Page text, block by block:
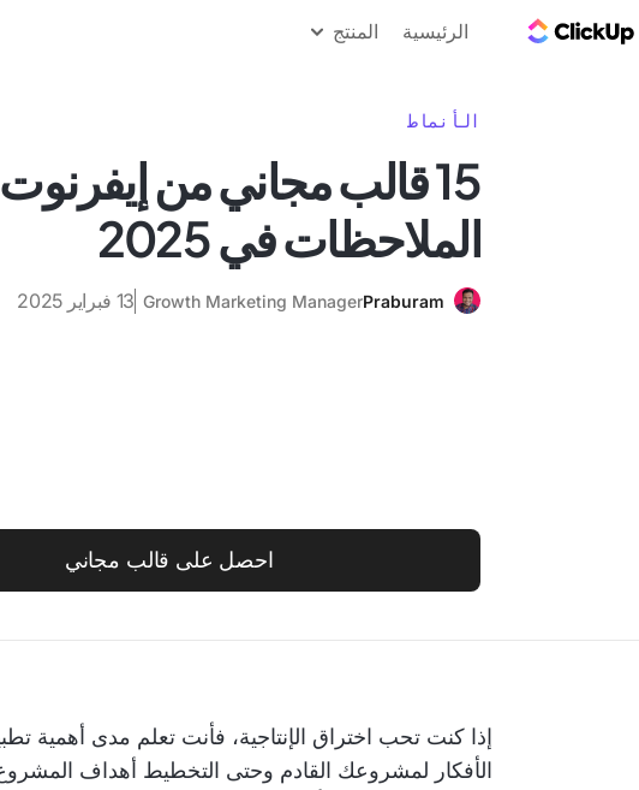
الرئيسية المنتج
الأنماط
15 قالب مجاني من
الملاحظات في 2025
Praburam
Growth Marketing Manager 13 فبراير 2025
احصل على قالب مجاني
إذا كنت تحب اختراق الإنتاجية، فأنت تعلم مدى أهمية
الأفكار لمشروعك القادم وحتى التخطيط أهداف